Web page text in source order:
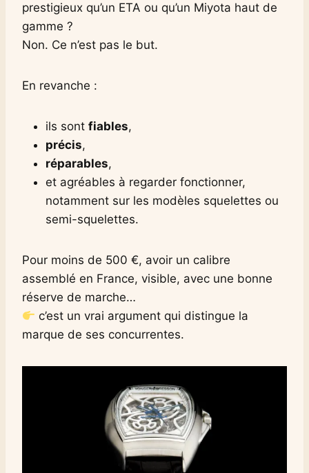
prestigieux qu’un ETA ou qu’un Miyota haut de
gamme ?
Non. Ce n’est pas le but.
En revanche :
ils sont fiables,
précis,
réparables,
et agréables à regarder fonctionner,
notamment sur les modèles squelettes ou
semi-squelettes.
Pour moins de 500 €, avoir un calibre
assemblé en France, visible, avec une bonne
réserve de marche…
c’est un vrai argument qui distingue la
marque de ses concurrentes.